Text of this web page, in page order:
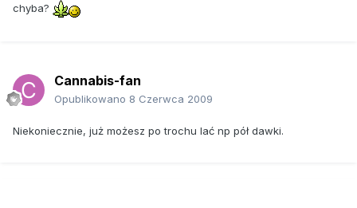
chyba?
Cannabis-fan
Opublikowano 8 Czerwca 2009
Niekoniecznie, już możesz po trochu lać np pół dawki.